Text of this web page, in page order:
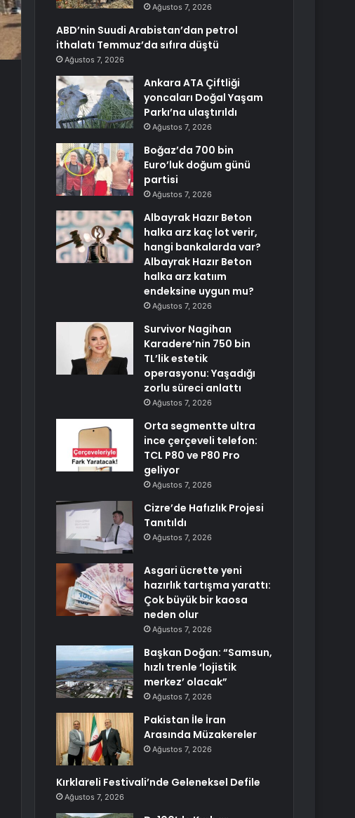
Ağustos 7, 2026
ABD’nin Suudi Arabistan’dan petrol
ithalatı Temmuz’da sıfıra düştü
Ağustos 7, 2026
Ankara ATA Çiftliği
yoncaları Doğal Yaşam
Parkı’na ulaştırıldı
Ağustos 7, 2026
Boğaz’da 700 bin
Euro’luk doğum günü
partisi
Ağustos 7, 2026
Albayrak Hazır Beton
halka arz kaç lot verir,
hangi bankalarda var?
Albayrak Hazır Beton
halka arz katıım
endeksine uygun mu?
Ağustos 7, 2026
Survivor Nagihan
Karadere’nin 750 bin
TL’lik estetik
operasyonu: Yaşadığı
zorlu süreci anlattı
Ağustos 7, 2026
Orta segmentte ultra
ince çerçeveli telefon:
TCL P80 ve P80 Pro
geliyor
Ağustos 7, 2026
Cizre’de Hafızlık Projesi
Tanıtıldı
Ağustos 7, 2026
Asgari ücrette yeni
hazırlık tartışma yarattı:
Çok büyük bir kaosa
neden olur
Ağustos 7, 2026
Başkan Doğan: “Samsun,
hızlı trenle ‘lojistik
merkez’ olacak”
Ağustos 7, 2026
Pakistan İle İran
Arasında Müzakereler
Ağustos 7, 2026
Kırklareli Festivali’nde Geleneksel Defile
Ağustos 7, 2026